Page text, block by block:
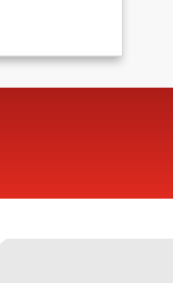
voor
in